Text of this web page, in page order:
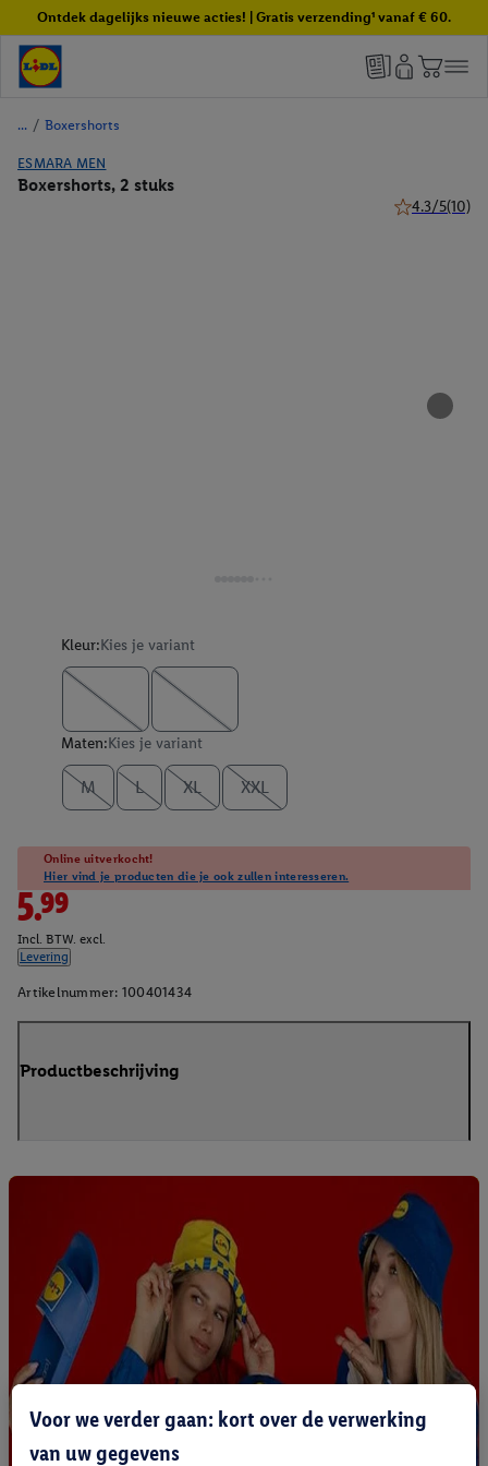
Ontdek dagelijks nieuwe acties! | Gratis verzending¹ vanaf € 60.
/ Boxershorts
ESMARA MEN
Boxershorts, 2 stuks
4.3/5(10)
Kleur:Kies je variant
Maten:Kies je variant
M L XL XXL
Online uitverkocht!
Hier vind je producten die je ook zullen interesseren.
5.99
Incl. BTW. excl.
Levering
Artikelnummer: 100401434
Productbeschrijving
Voor we verder gaan: kort over de verwerking
van uw gegevens